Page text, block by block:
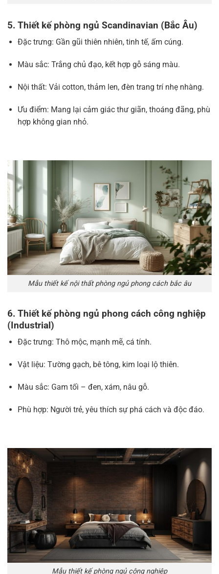
5. Thiết kế phòng ngủ Scandinavian (Bắc Âu)
Đặc trưng: Gần gũi thiên nhiên, tinh tế, ấm cúng.
Màu sắc: Trắng chủ đạo, kết hợp gỗ sáng màu.
Nội thất: Vải cotton, thảm len, đèn trang trí nhẹ nhàng.
Ưu điểm: Mang lại cảm giác thư giãn, thoáng đãng, phù
hợp không gian nhỏ.
Mẫu thiết kế nội thất phòng ngủ phong cách bắc âu
6. Thiết kế phòng ngủ phong cách công nghiệp
(Industrial)
Đặc trưng: Thô mộc, mạnh mẽ, cá tính.
Vật liệu: Tường gạch, bê tông, kim loại lộ thiên.
Màu sắc: Gam tối – đen, xám, nâu gỗ.
Phù hợp: Người trẻ, yêu thích sự phá cách và độc đáo.
Mẫu thiết kế phòng ngủ công nghiệp